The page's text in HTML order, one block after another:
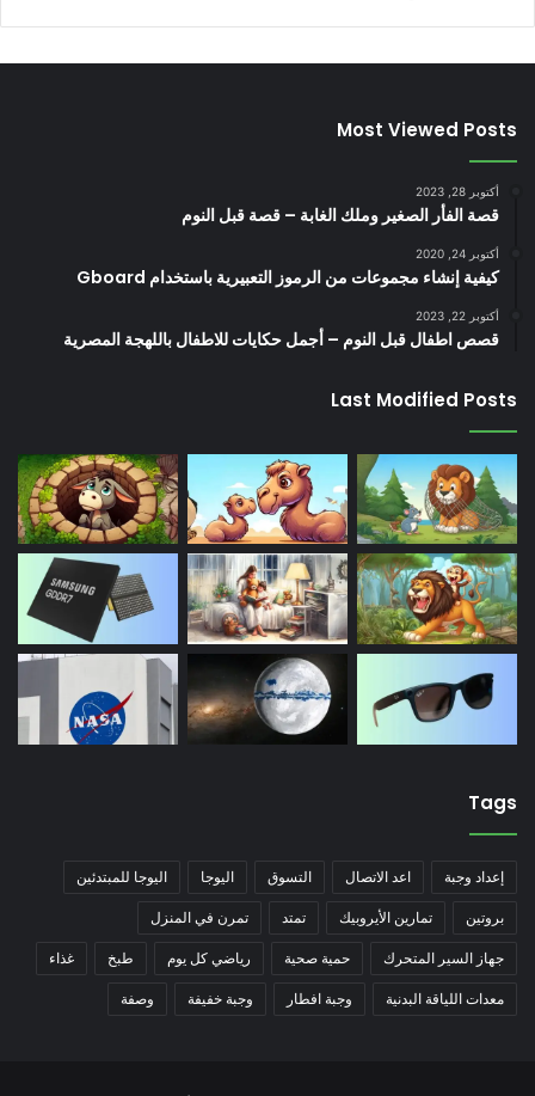
Most Viewed Posts
أكتوبر 28, 2023
قصة الفأر الصغير وملك الغابة – قصة قبل النوم
أكتوبر 24, 2020
كيفية إنشاء مجموعات من الرموز التعبيرية باستخدام Gboard
أكتوبر 22, 2023
قصص اطفال قبل النوم – أجمل حكايات للاطفال باللهجة المصرية
Last Modified Posts
Tags
إعداد وجبة اعد الاتصال التسوق اليوجا اليوجا للمبتدئين
بروتين تمارين الأيروبيك تمتد تمرن في المنزل
جهاز السير المتحرك حمية صحية رياضي كل يوم طبخ غذاء
معدات اللياقة البدنية وجبة افطار وجبة خفيفة وصفة